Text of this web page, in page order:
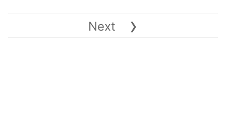
Next ›